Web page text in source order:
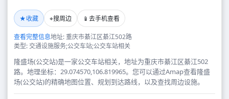
★收藏 ⌖搜周边 📱 去手机查看
查看完整信息地址: 重庆市綦江区綦江502路
类型: 交通设施服务;公交车站;公交车站相关
隆盛场(公交站)是一家公交车站相关，地址为重庆市綦江区綦江502
路。地理坐标：29.074570,106.819965。您可以通过Amap查看隆盛
场(公交站)的精确地图位置、规划到达路线，以及查找周边设施。